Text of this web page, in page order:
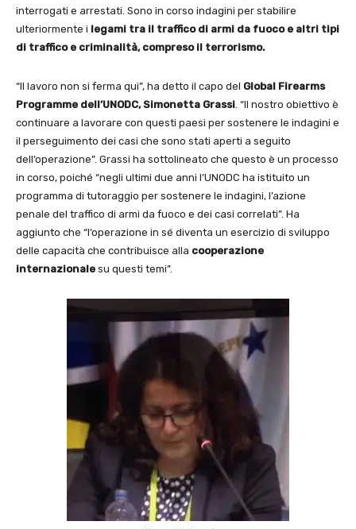
interrogati e arrestati. Sono in corso indagini per stabilire
ulteriormente i legami tra il traffico di armi da fuoco e altri tipi
di traffico e criminalità, compreso il terrorismo.
“Il lavoro non si ferma qui”, ha detto il capo del Global Firearms
Programme dell’UNODC, Simonetta Grassi. “Il nostro obiettivo è
continuare a lavorare con questi paesi per sostenere le indagini e
il perseguimento dei casi che sono stati aperti a seguito
dell’operazione”. Grassi ha sottolineato che questo è un processo
in corso, poiché “negli ultimi due anni l’UNODC ha istituito un
programma di tutoraggio per sostenere le indagini, l’azione
penale del traffico di armi da fuoco e dei casi correlati”. Ha
aggiunto che “l’operazione in sé diventa un esercizio di sviluppo
delle capacità che contribuisce alla cooperazione
internazionale su questi temi”.